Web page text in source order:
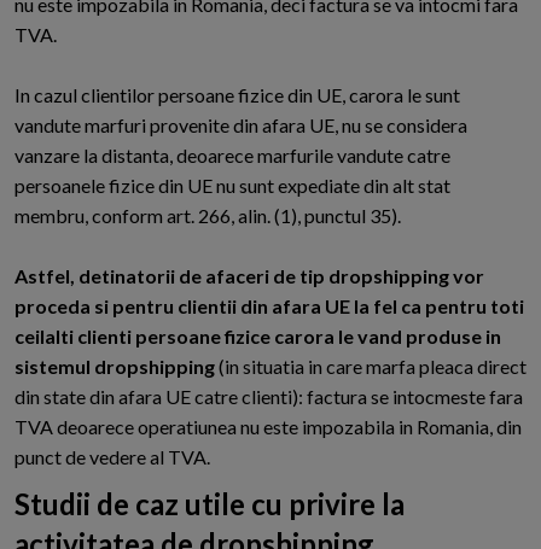
TVA.
In cazul clientilor persoane fizice din UE, carora le sunt
vandute marfuri provenite din afara UE, nu se considera
vanzare la distanta, deoarece marfurile vandute catre
persoanele fizice din UE nu sunt expediate din alt stat
membru, conform art. 266, alin. (1), punctul 35).
Astfel, detinatorii de afaceri de tip dropshipping vor
proceda si pentru clientii din afara UE la fel ca pentru toti
ceilalti clienti persoane fizice carora le vand produse in
sistemul dropshipping(in situatia in care marfa pleaca direct
din state din afara UE catre clienti): factura se intocmeste fara
TVA deoarece operatiunea nu este impozabila in Romania, din
punct de vedere al TVA.
Studii de caz utile cu privire la